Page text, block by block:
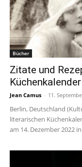
Bücher
Zitate und
Jean Camus - 11.
Berlin, Deutschland
literarischen
am 14. Dezember 2022